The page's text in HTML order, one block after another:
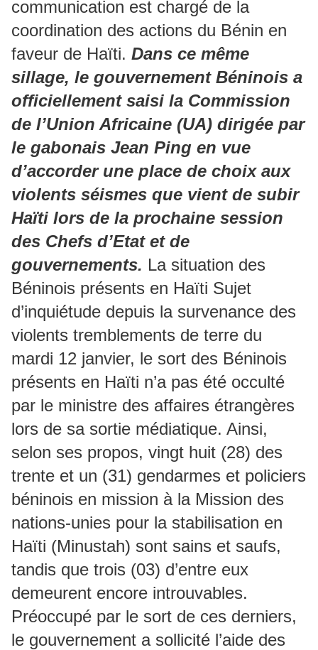
communication est chargé de la
coordination des actions du Bénin en
faveur de Haïti. Dans ce même
sillage, le gouvernement Béninois a
officiellement saisi la Commission
de l’Union Africaine (UA) dirigée par
le gabonais Jean Ping en vue
d’accorder une place de choix aux
violents séismes que vient de subir
Haïti lors de la prochaine session
des Chefs d’Etat et de
gouvernements. La situation des
Béninois présents en Haïti Sujet
d’inquiétude depuis la survenance des
violents tremblements de terre du
mardi 12 janvier, le sort des Béninois
présents en Haïti n’a pas été occulté
par le ministre des affaires étrangères
lors de sa sortie médiatique. Ainsi,
selon ses propos, vingt huit (28) des
trente et un (31) gendarmes et policiers
béninois en mission à la Mission des
nations-unies pour la stabilisation en
Haïti (Minustah) sont sains et saufs,
tandis que trois (03) d’entre eux
demeurent encore introuvables.
Préoccupé par le sort de ces derniers,
le gouvernement a sollicité l’aide des